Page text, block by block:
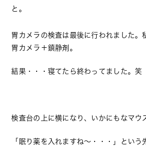
と。
胃カメラの検査は最後に行われました。
胃カメラ＋鎮静剤。
結果・・・寝てたら終わってました。笑
検査台の上に横になり、いかにもなマウ
「眠り薬を入れますね～・・・」とい